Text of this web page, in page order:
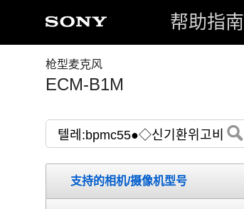
帮助指南
枪型麦克风
ECM-B1M
支持的相机/摄像机型号